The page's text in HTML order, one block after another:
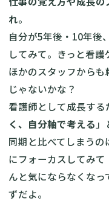
れ。
自分が5年後・10年後
してみて。きっと看
ほかのスタッフから
じゃないかな？
看護師として成長す
く、自分軸で考える」
同期と比べてしまう
にフォーカスしてみ
んと気にならなくな
ずだよ。